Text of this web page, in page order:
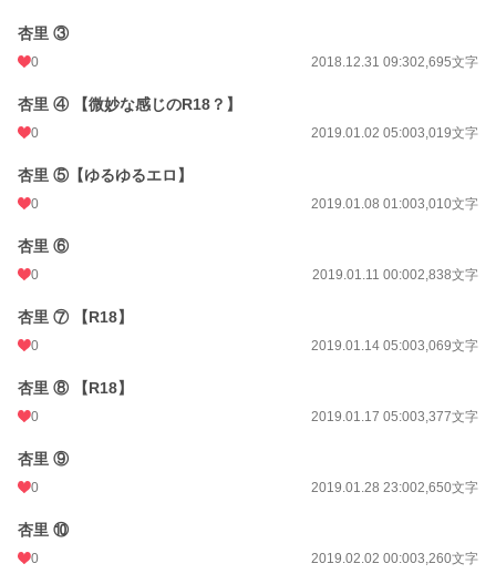
杏里 ③
0 2018.12.31 09:302,695文字
杏里 ④ 【微妙な感じのR18？】
0 2019.01.02 05:003,019文字
杏里 ⑤【ゆるゆるエロ】
0 2019.01.08 01:003,010文字
杏里 ⑥
0 2019.01.11 00:002,838文字
杏里 ⑦ 【R18】
0 2019.01.14 05:003,069文字
杏里 ⑧ 【R18】
0 2019.01.17 05:003,377文字
杏里 ⑨
0 2019.01.28 23:002,650文字
杏里 ⑩
0 2019.02.02 00:003,260文字